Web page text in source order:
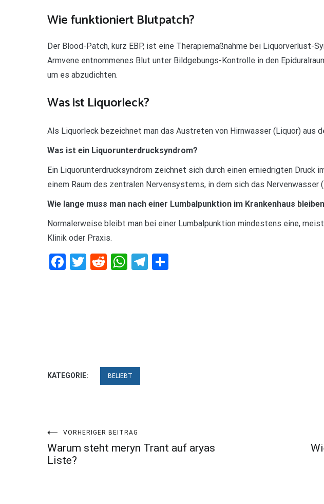
Wie funktioniert Blutpatch?
Der Blood-Patch, kurz EBP, ist eine Therapiemaßnahme bei Liquorverlust-
Armvene entnommenes Blut unter Bildgebungs-Kontrolle in den
um es abzudichten.
Was ist Liquorleck?
Als Liquorleck bezeichnet man das Austreten von Hirnwasser (Liquor) aus
Was ist ein Liquorunterdrucksyndrom?
Ein Liquorunterdrucksyndrom zeichnet sich durch einen erniedrigten Druck
einem Raum des zentralen Nervensystems, in dem sich das Nervenwasser
Wie lange muss man nach einer Lumbalpunktion im Krankenhaus
Normalerweise bleibt man bei einer Lumbalpunktion mindestens eine,
Klinik oder Praxis.
Facebook
Twitter
RedditWhatsApp
Telegram
KATEGORIE: BELIEBT
Beitragsnavigation
VORHERIGER BEITRAG
Warum steht meryn Trant auf aryas
Liste?